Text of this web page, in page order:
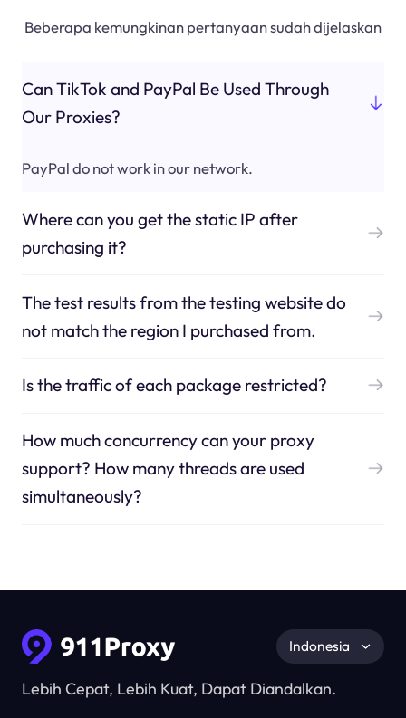
Beberapa kemungkinan pertanyaan sudah dijelaskan
Can TikTok and PayPal Be Used Through
Our Proxies?
PayPal do not work in our network.
Where can you get the static IP after
purchasing it?
The test results from the testing website do
not match the region I purchased from.
Is the traffic of each package restricted?
How much concurrency can your proxy
support? How many threads are used
simultaneously?
Lebih Cepat, Lebih Kuat, Dapat Diandalkan.
Indonesia